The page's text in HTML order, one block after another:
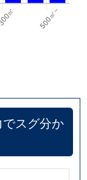
スグ分か